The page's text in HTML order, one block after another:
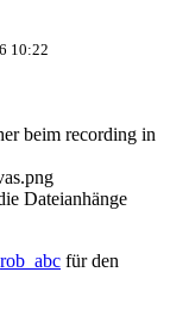
10:22
beim recording in
Dateianhänge
rob_abc für den